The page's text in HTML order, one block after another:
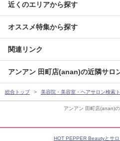
アンアン 田町店(anan)
近くのエリアから探す
オススメ特集から探す
関連リンク
アンアン 田町店(anan)の近隣サロ
総合トップ 美容院・美容室・ヘアサロン検索
HOT PEPPER Beautyとサ